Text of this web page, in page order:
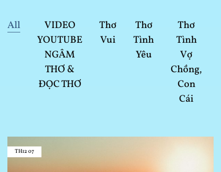
All
VIDEO
YOUTUBE
NGÂM
THƠ &
ĐỌC THƠ
Thơ
Vui
Thơ
Tình
Yêu
Thơ
Tình
Vợ
Chồng,
Con
Cái
TH1207